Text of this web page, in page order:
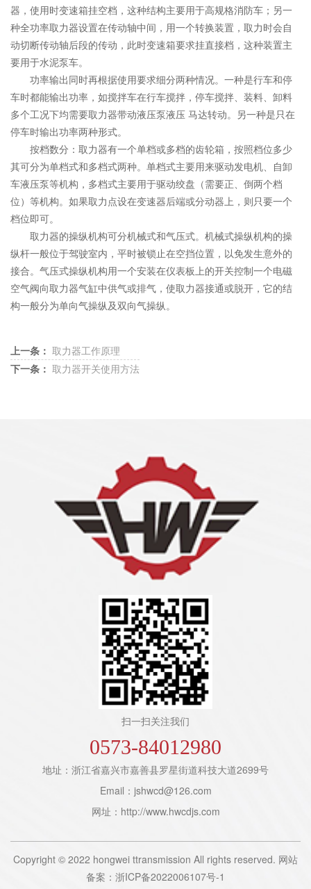
器，使用时变速箱挂空档，这种结构主要用于高规格消防车；另一
种全功率取力器设置在传动轴中间，用一个转换装置，取力时会自
动切断传动轴后段的传动，此时变速箱要求挂直接档，这种装置主
要用于水泥泵车。
功率输出同时再根据使用要求细分两种情况。一种是行车和停
车时都能输出功率，如搅拌车在行车搅拌，停车搅拌、装料、卸料
多个工况下均需要取力器带动液压泵液压 马达转动。另一种是只在
停车时输出功率两种形式。
按档数分：取力器有一个单档或多档的齿轮箱，按照档位多少
其可分为单档式和多档式两种。单档式主要用来驱动发电机、自卸
车液压泵等机构，多档式主要用于驱动绞盘（需要正、倒两个档
位）等机构。如果取力点设在变速器后端或分动器上，则只要一个
档位即可。
取力器的操纵机构可分机械式和气压式。机械式操纵机构的操
纵杆一般位于驾驶室内，平时被锁止在空挡位置，以免发生意外的
接合。气压式操纵机构用一个安装在仪表板上的开关控制一个电磁
空气阀向取力器气缸中供气或排气，使取力器接通或脱开，它的结
构一般分为单向气操纵及双向气操纵。
上一条： 取力器工作原理
下一条： 取力器开关使用方法
扫一扫关注我们
0573-84012980
地址：浙江省嘉兴市嘉善县罗星街道科技大道2699号
Email： jshwcd@126.com
网址： http://www.hwcdjs.com
Copyright © 2022 hongwei ttransmission All rights reserved. 网站
备案： 浙ICP备2022006107号-1